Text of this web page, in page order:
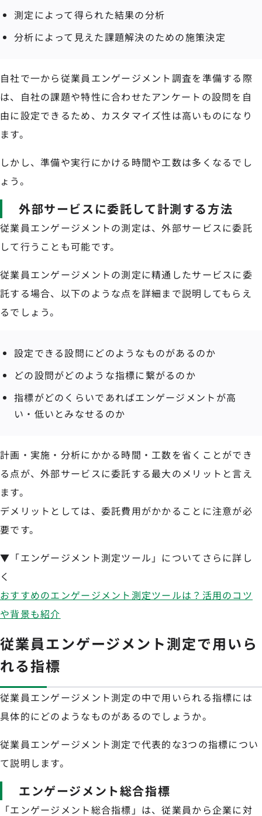
測定によって得られた結果の分析
分析によって見えた課題解決のための施策決定
自社で一から従業員エンゲージメント調査を準備する際
は、自社の課題や特性に合わせたアンケートの設問を自
由に設定できるため、カスタマイズ性は高いものになり
ます。
しかし、準備や実行にかける時間や工数は多くなるでし
ょう。
外部サービスに委託して計測する方法
従業員エンゲージメントの測定は、外部サービスに委託
して行うことも可能です。
従業員エンゲージメントの測定に精通したサービスに委
託する場合、以下のような点を詳細まで説明してもらえ
るでしょう。
設定できる設問にどのようなものがあるのか
どの設問がどのような指標に繋がるのか
指標がどのくらいであればエンゲージメントが高
い・低いとみなせるのか
計画・実施・分析にかかる時間・工数を省くことができ
る点が、外部サービスに委託する最大のメリットと言え
ます。
デメリットとしては、委託費用がかかることに注意が必
要です。
▼「エンゲージメント測定ツール」についてさらに詳し
く
おすすめのエンゲージメント測定ツールは？活用のコツ
や背景も紹介
従業員エンゲージメント測定で用いら
れる指標
従業員エンゲージメント測定の中で用いられる指標には
具体的にどのようなものがあるのでしょうか。
従業員エンゲージメント測定で代表的な3つの指標につい
て説明します。
エンゲージメント総合指標
「エンゲージメント総合指標」は、従業員から企業に対